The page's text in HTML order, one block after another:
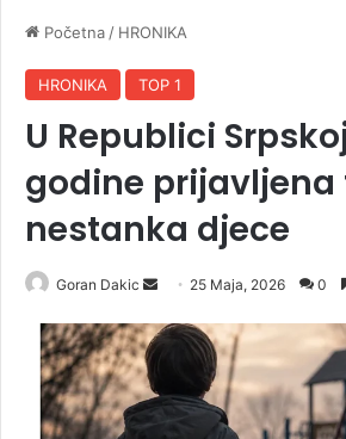
Početna / HRONIKA
HRONIKA TOP 1
U Republici
godine prijavljena
nestanka djece
Goran Dakic
n
a
25 Maja, 2026 0